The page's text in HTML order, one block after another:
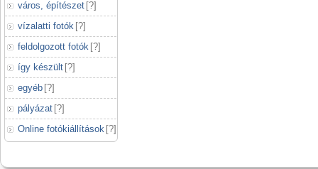
város, építészet [?]
vízalatti fotók [?]
feldolgozott fotók [?]
így készült [?]
egyéb [?]
pályázat [?]
Online fotókiállítások [?]